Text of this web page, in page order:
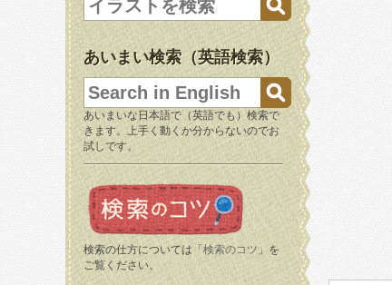
あいまい検索（英語検索）
あいまいな日本語で（英語でも）検索で
きます。上手く動くか分からないのでお
試しです。
検索の仕方については「 検索のコツ 」を
ご覧ください。